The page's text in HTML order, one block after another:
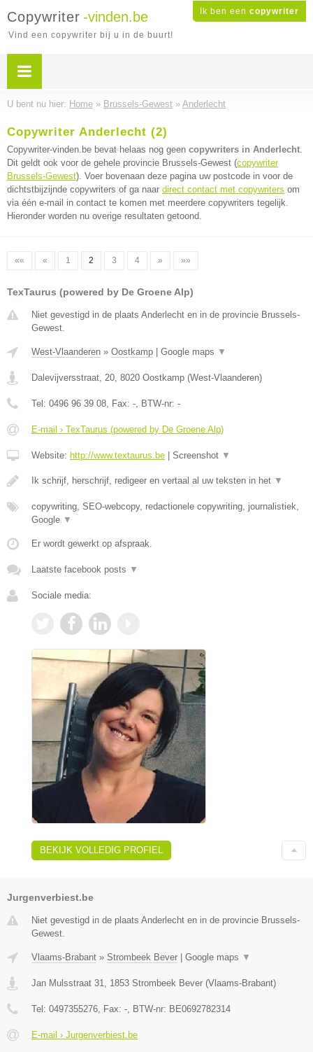
Ik ben een copywriter
Copywriter -vinden.be
Vind een copywriter bij u in de buurt!
U bent nu hier: Home » Brussels-Gewest » Anderlecht
Copywriter Anderlecht (2)
Copywriter-vinden.be bevat helaas nog geen copywriters in Anderlecht.
Dit geldt ook voor de gehele provincie Brussels-Gewest (copywriter
Brussels-Gewest). Voer bovenaan deze pagina uw postcode in voor de
dichtstbijzijnde copywriters of ga naar direct contact met copywriters om
via één e-mail in contact te komen met meerdere copywriters tegelijk.
Hieronder worden nu overige resultaten getoond.
«« « 1 2 3 4 » »»
TexTaurus (powered by De Groene Alp)
Niet gevestigd in de plaats Anderlecht en in de provincie Brussels-
Gewest.
West-Vlaanderen » Oostkamp Google maps ▼
Dalevijversstraat, 20, 8020 Oostkamp (West-Vlaanderen)
Tel: 0496 96 39 08, Fax: -, BTW-nr: -
E-mail › TexTaurus (powered by De Groene Alp)
Website: http://www.textaurus.be Screenshot ▼
Ik schrijf, herschrijf, redigeer en vertaal al uw teksten in het ▼
copywriting, SEO-webcopy, redactionele copywriting, journalistiek,
Google ▼
Er wordt gewerkt op afspraak.
Laatste facebook posts ▼
Sociale media:
BEKIJK VOLLEDIG PROFIEL
Jurgenverbiest.be
Niet gevestigd in de plaats Anderlecht en in de provincie Brussels-
Gewest.
Vlaams-Brabant » Strombeek Bever Google maps ▼
Jan Mulsstraat 31, 1853 Strombeek Bever (Vlaams-Brabant)
Tel: 0497355276, Fax: -, BTW-nr: BE0692782314
E-mail › Jurgenverbiest.be